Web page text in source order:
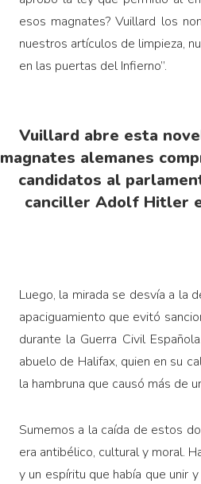
esos magnates? Vuillard los
nuestros artículos de limpieza,
en las puertas del Infierno”.
Vuillard abre esta
magnates alemanes
candidatos al
canciller Adolf Hitler
Luego, la mirada se desvía a la
apaciguamiento que evitó
durante la Guerra Civil
abuelo de Halifax, quien en su
la hambruna que causó más
Sumemos a la caída de estos
era antibélico, cultural y moral.
y un espíritu que había que unir